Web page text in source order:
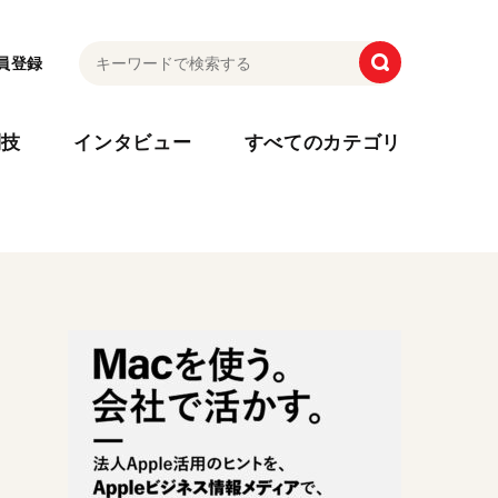
登録
インタビュー すべてのカテゴリ